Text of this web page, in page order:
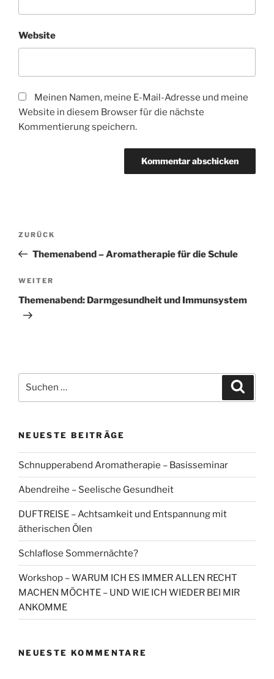
Website
Meinen Namen, meine E-Mail-Adresse und meine
Website in diesem Browser für die nächste
Kommentierung speichern.
Beitragsnavigation
Vorheriger
Beitrag
ZURÜCK
Themenabend – Aromatherapie für die Schule
Nächster
Beitrag
WEITER
Themenabend: Darmgesundheit und Immunsystem
nach:
NEUESTE BEITRÄGE
Schnupperabend Aromatherapie – Basisseminar
Abendreihe – Seelische Gesundheit
DUFTREISE – Achtsamkeit und Entspannung mit
ätherischen Ölen
Schlaflose Sommernächte?
Workshop – WARUM ICH ES IMMER ALLEN RECHT
MACHEN MÖCHTE – UND WIE ICH WIEDER BEI MIR
ANKOMME
NEUESTE KOMMENTARE